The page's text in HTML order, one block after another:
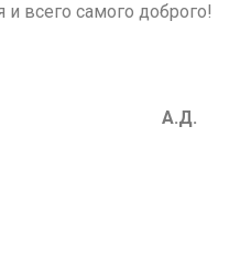
всего самого доброго!
А.Д.